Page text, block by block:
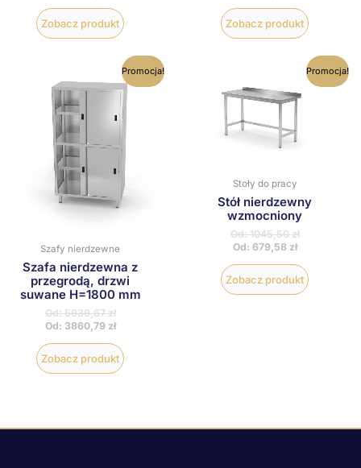
Zobacz produkt Zobacz produkt
Promocja!
Szafy nierdzewne
Szafa nierdzewna z
przegrodą, drzwi
suwane H=1800 mm
Od:5939,67zł
Od: 3860,79 zł
Zobacz produkt
Ten
produkt
Opcje
wybrać
stronie
Promocja!
Stoły do pracy
Stół nierdzewny
wzmocniony
Od:1045,50zł
Od: 679,58 zł
Zobacz produkt
Ten
produkt
produktu